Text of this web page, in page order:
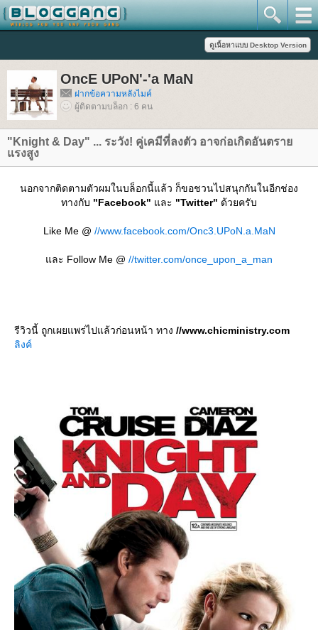
OncE UPoN'-'a MaN
ฝากข้อความหลังไมค์
ผู้ติดตามบล็อก : 6 คน
"Knight & Day" ... ระวัง! คู่เคมีที่ลงตัว อาจก่อเกิดอันตรา
รงสูง
นอกจากติดตามตัวผมในบล็อกนี้แล้ว ก็ขอชวนไปสนุกกันในอีกช่อง
ทางกับ "Facebook" ละ "Twitter" ด้วยครับ
Like Me @ //www.facebook.com/Onc3.UPoN.a.MaN
ละ Follow Me @ //twitter.com/once_upon_a_man
รีวิวนี้ ถูกเผยแพร่ไปแล้วก่อนหน้า ทาง //www.chicministry.com
ลิงค์